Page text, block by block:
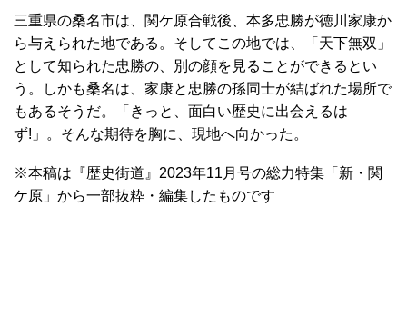
三重県の桑名市は、関ケ原合戦後、本多忠勝が徳川家康か
ら与えられた地である。そしてこの地では、「天下無双」
として知られた忠勝の、別の顔を見ることができるとい
う。しかも桑名は、家康と忠勝の孫同士が結ばれた場所で
もあるそうだ。「きっと、面白い歴史に出会えるは
ず!」。そんな期待を胸に、現地へ向かった。
※本稿は『歴史街道』2023年11月号の総力特集「新・関
ケ原」から一部抜粋・編集したものです